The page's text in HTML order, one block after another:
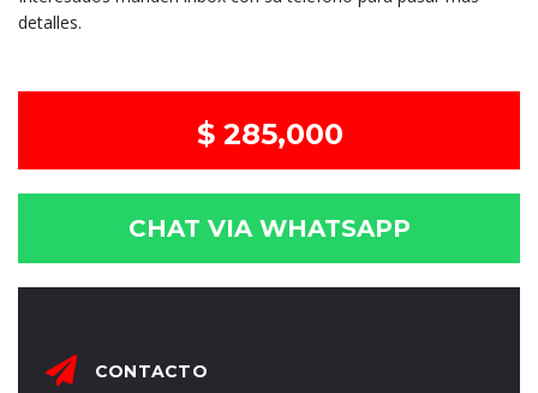
detalles.
$ 285,000
CHAT VIA WHATSAPP
CONTACTO